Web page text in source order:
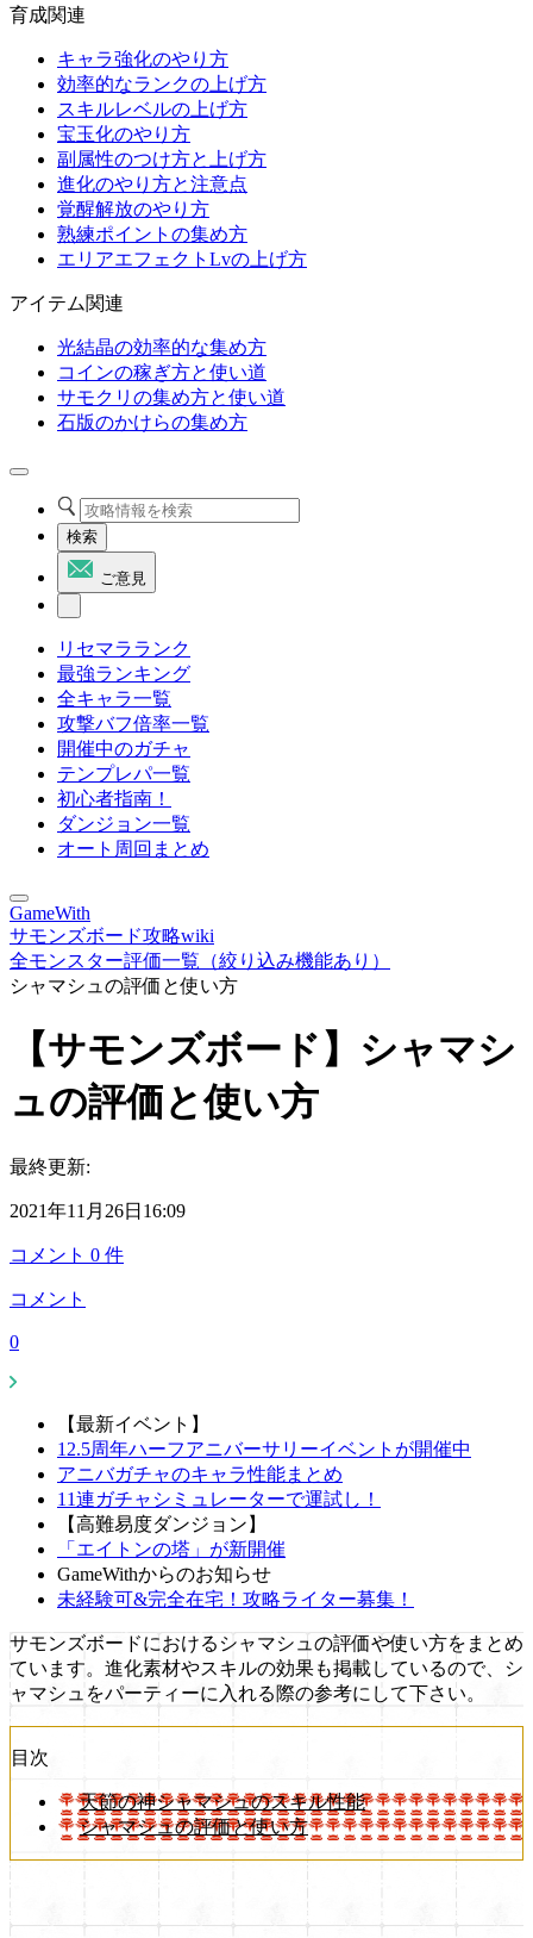
育成関連
キャラ強化のやり方
効率的なランクの上げ方
スキルレベルの上げ方
宝玉化のやり方
副属性のつけ方と上げ方
進化のやり方と注意点
覚醒解放のやり方
熟練ポイントの集め方
エリアエフェクトLvの上げ方
アイテム関連
光結晶の効率的な集め方
コインの稼ぎ方と使い道
サモクリの集め方と使い道
石版のかけらの集め方
検索
ご意見
リセマラランク
最強ランキング
全キャラ一覧
攻撃バフ倍率一覧
開催中のガチャ
テンプレパ一覧
初心者指南！
ダンジョン一覧
オート周回まとめ
GameWith
サモンズボード攻略wiki
全モンスター評価一覧（絞り込み機能あり）
シャマシュの評価と使い方
【サモンズボード】シャマシ
ュの評価と使い方
最終更新:
2021年11月26日16:09
コメント 0 件
コメント
0
【最新イベント】
12.5周年ハーフアニバーサリーイベントが開催中
アニバガチャのキャラ性能まとめ
11連ガチャシミュレーターで運試し！
【高難易度ダンジョン】
「エイトンの塔」が新開催
GameWithからのお知らせ
未経験可&完全在宅！攻略ライター募集！
サモンズボードにおけるシャマシュの評価や使い方をまとめ
ています。進化素材やスキルの効果も掲載しているので、シ
ャマシュをパーティーに入れる際の参考にして下さい。
目次
天節の神シャマシュのスキル性能
シャマシュの評価と使い方